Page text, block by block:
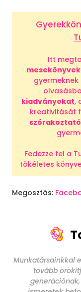
Itt
kiadványokat,
kreativitását
Fedezze fel a
tökéletes
Megosztás:
Munkatársainkkal
tovább